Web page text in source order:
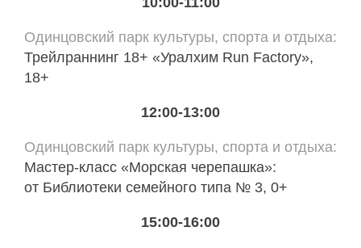
Одинцовский парк культуры, спорта и отдыха
Трейлраннинг 18+ «Уралхим Run Factory»,
18+
12:00-13:00
Одинцовский парк культуры, спорта и отдыха
Мастер-класс «Морская черепашка»:
от Библиотеки семейного типа № 3, 0+
15:00-16:00